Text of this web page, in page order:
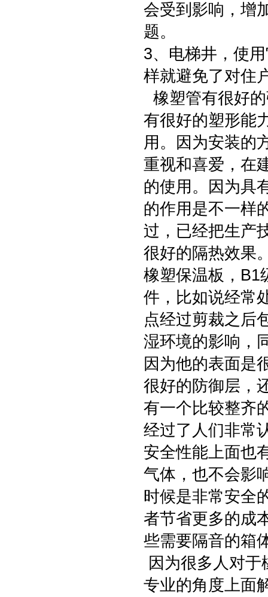
会受到影响，增
题。
3、电梯井，使
样就避免了对住
橡塑管有很好
有很好的塑形能
用。因为安装的
重视和喜爱，在
的使用。因为具
的作用是不一样
过，已经把生产
很好的隔热效果
橡塑保温板，B1
件，比如说经常
点经过剪裁之后
湿环境的影响，
因为他的表面是
很好的防御层，
有一个比较整齐
经过了人们非常
安全性能上面也
气体，也不会影
时候是非常安全
者节省更多的成
些需要隔音的箱
因为很多人对
专业的角度上面